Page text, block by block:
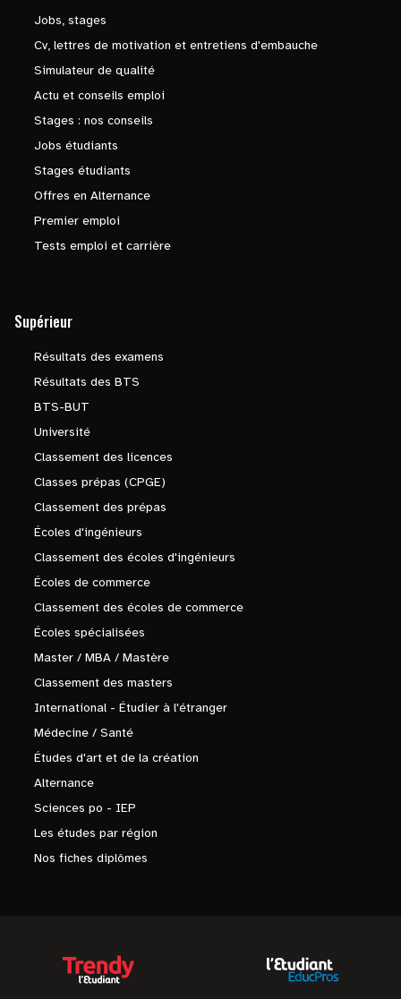
Jobs, stages
Cv, lettres de motivation et entretiens d'embauche
Simulateur de qualité
Actu et conseils emploi
Stages : nos conseils
Jobs étudiants
Stages étudiants
Offres en Alternance
Premier emploi
Tests emploi et carrière
Supérieur
Résultats des examens
Résultats des BTS
BTS-BUT
Université
Classement des licences
Classes prépas (CPGE)
Classement des prépas
Écoles d'ingénieurs
Classement des écoles d'ingénieurs
Écoles de commerce
Classement des écoles de commerce
Écoles spécialisées
Master / MBA / Mastère
Classement des masters
International - Étudier à l'étranger
Médecine / Santé
Études d'art et de la création
Alternance
Sciences po - IEP
Les études par région
Nos fiches diplômes